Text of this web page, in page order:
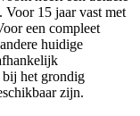
15 jaar vast met
een compleet
huidige
bij het grondig
zijn.